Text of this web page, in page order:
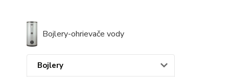
Bojlery-ohrievače vody
Bojlery